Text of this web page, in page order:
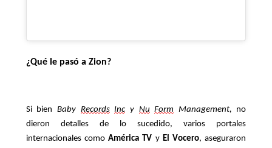
¿Qué le pasó a Zion?
Si bien Baby Records Inc y Nu Form Management, no
dieron detalles de lo sucedido, varios portales
internacionales comoAmérica TV yEl Vocero, aseguraron